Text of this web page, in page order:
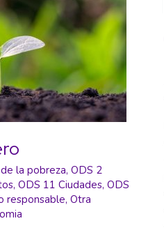
la pobreza, ODS 2
, ODS 11 Ciudades, ODS
responsable, Otra